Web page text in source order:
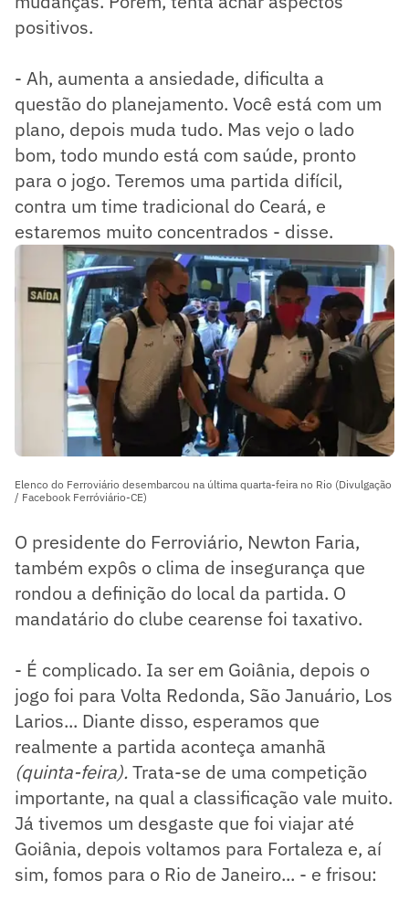
positivos.
- Ah, aumenta a ansiedade, dificulta a
questão do planejamento. Você está com um
plano, depois muda tudo. Mas vejo o lado
bom, todo mundo está com saúde, pronto
para o jogo. Teremos uma partida difícil,
contra um time tradicional do Ceará, e
estaremos muito concentrados - disse.
Elenco do Ferroviário desembarcou na última quarta-feira no Rio (Divulgação
/ Facebook Ferróviário-CE)
O presidente do Ferroviário, Newton Faria,
também expôs o clima de insegurança que
rondou a definição do local da partida. O
mandatário do clube cearense foi taxativo.
- É complicado. Ia ser em Goiânia, depois o
jogo foi para Volta Redonda, São Januário, Los
Larios... Diante disso, esperamos que
realmente a partida aconteça amanhã
(quinta-feira).Trata-se de uma competição
importante, na qual a classificação vale muito.
Já tivemos um desgaste que foi viajar até
Goiânia, depois voltamos para Fortaleza e, aí
sim, fomos para o Rio de Janeiro... - e frisou: